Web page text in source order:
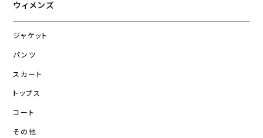
ウィメンズ
ジャケット
パンツ
スカート
トップス
コート
その他